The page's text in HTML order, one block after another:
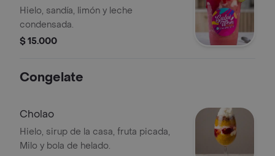
Hielo, sandía, limón y leche
condensada.
$ 15.000
Congelate
Cholao
Hielo, sirup de la casa, fruta picada,
Milo y bola de helado.